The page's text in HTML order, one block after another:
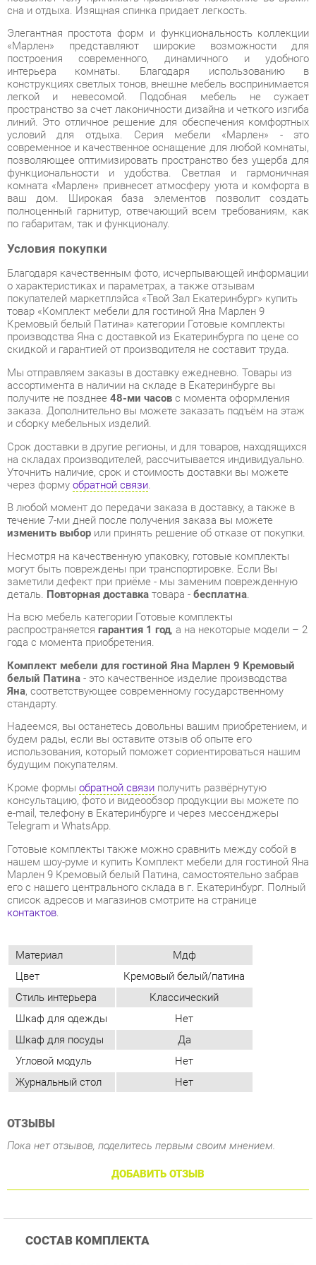
интерьера комнаты. Благодаря использованию в
конструкциях светлых тонов, внешне мебель воспринимается
легкой и невесомой. Подобная мебель не сужает
пространство за счет лаконичности дизайна и четкого изгиба
линий. Это отличное решение для обеспечения комфортных
условий для отдыха. Серия мебели «Марлен» - это
современное и качественное оснащение для любой комнаты,
позволяющее оптимизировать пространство без ущерба для
функциональности и удобства. Светлая и гармоничная
комната «Марлен» привнесет атмосферу уюта и комфорта в
ваш дом. Широкая база элементов позволит создать
полноценный гарнитур, отвечающий всем требованиям, как
по габаритам, так и функционалу.
Условия покупки
Благодаря качественным фото, исчерпывающей информации
о характеристиках и параметрах, а также отзывам
покупателей маркетплэйса «Твой Зал Екатеринбург» купить
Кремовый белый Патина» категории Готовые комплекты
скидкой и гарантией от производителя не составит труда.
Мы отправляем заказы в доставку ежедневно. Товары из
ассортимента в наличии на складе в Екатеринбурге вы
получите не позднее48-ми часовс момента оформления
заказа. Дополнительно вы можете заказать подъём на этаж
и сборку мебельных изделий.
на складах производителей, рассчитывается индивидуально.
Уточнить наличие, срок и стоимость доставки вы можете
через форму обратной связи .
В любой момент до передачи заказа в доставку, а также в
изменить выборили принять решение об отказе от покупки.
Несмотря на качественную упаковку, готовые комплекты
могут быть повреждены при транспортировке. Если Вы
заметили дефект при приёме - мы заменим поврежденную
деталь.Повторная доставкатовара -бесплатна.
На всю мебель категории Готовые комплекты
распространяется гарантия 1 год
, а на некоторые модели – 2
года с момента приобретения.
Комплект мебели для гостиной Яна Марлен 9 Кремовый
белый Патина- это качественное изделие производства
Яна, соответствующее современному государственному
стандарту.
Надеемся, вы останетесь довольны вашим приобретением, и
будем рады, если вы оставите отзыв об опыте его
использования, который поможет сориентироваться нашим
будущим покупателям.
Кроме формыобратной связиполучить развёрнутую
консультацию, фото и видеообзор продукции вы можете по
Telegram и WhatsApp.
Готовые комплекты также можно сравнить между собой в
нашем шоу-руме и купить Комплект мебели для гостиной Яна
его с нашего центрального склада в г. Екатеринбург. Полный
список адресов и магазинов смотрите на странице
контактов.
Материал
Мдф
Цвет
Кремовый белый/патина
Стиль интерьера
Классический
Шкаф для одежды
Угловой модуль
Нет
Журнальный стол
Нет
ОТЗЫВЫ
Пока нет отзывов, поделитесь первым своим мнением.
ДОБАВИТЬ ОТЗЫВ
СОСТАВ КОМПЛЕКТА